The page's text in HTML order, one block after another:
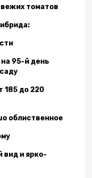
томатов
95-й день
185 до 220
облиственное
вид и ярко-